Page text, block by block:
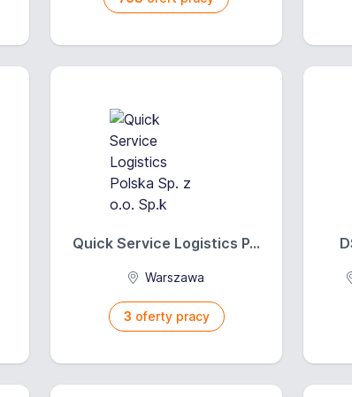
Quick Service Logistics P...
Warszawa
3 oferty pracy